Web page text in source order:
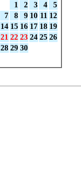
1
2 3 4
5
7 8 9 10 11 12
14 15 16 17 18 19
21 22 23 24 25 26
28 29 30